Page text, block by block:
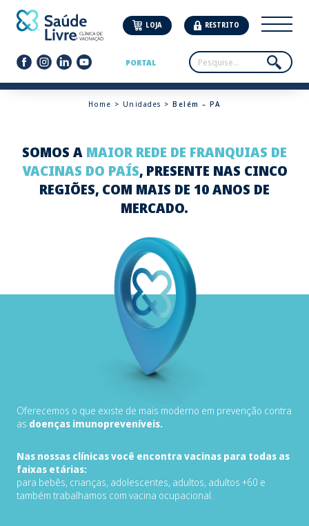
LOJA RESTRITO
PORTAL
Home > Unidades > Belém – PA
SOMOS A MAIOR REDE DE FRANQUIAS DE
VACINAS DO PAÍS, PRESENTE NAS CINCO
REGIÕES, COM MAIS DE 10 ANOS DE
MERCADO.
Oferecemos o que existe de mais moderno em prevenção contra
as doenças imunopreveníveis.
Nas nossas clínicas você encontra vacinas para todas as
faixas etárias:
para bebês, crianças, adolescentes, adultos, adultos +60 e
também trabalhamos com vacina ocupacional.